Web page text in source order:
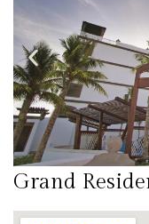
Grand